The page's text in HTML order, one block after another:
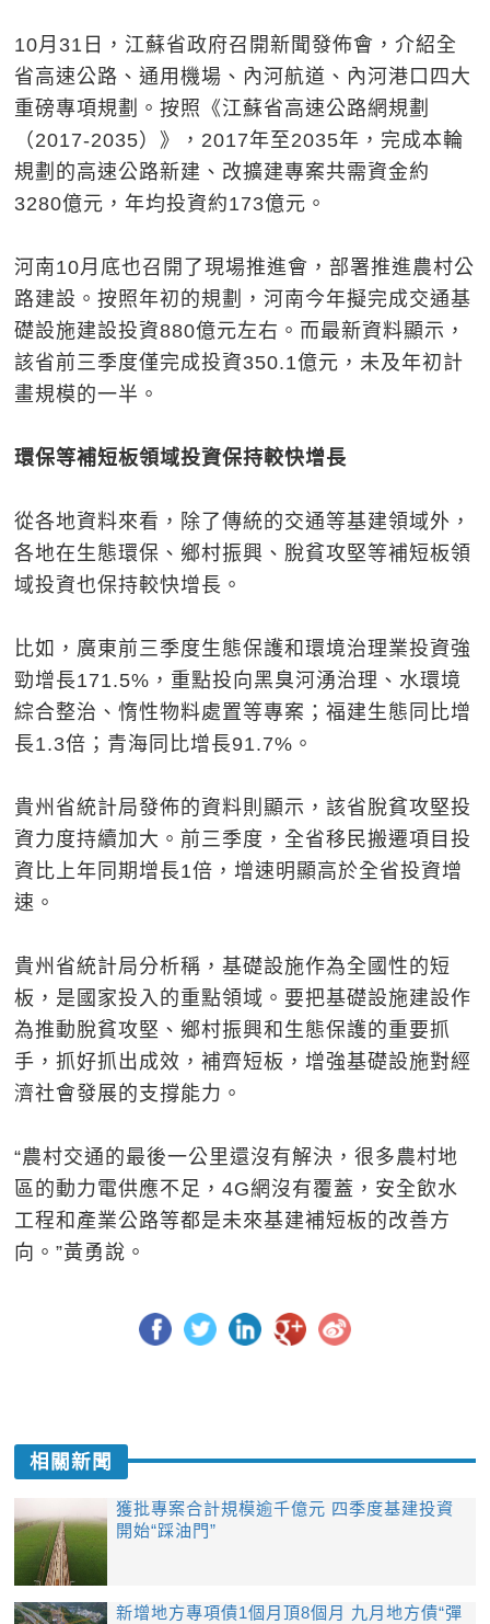
10月31日，江蘇省政府召開新聞發佈會，介紹全
省高速公路、通用機場、內河航道、內河港口四大
重磅專項規劃。按照《江蘇省高速公路網規劃
（2017-2035）》，2017年至2035年，完成本輪
規劃的高速公路新建、改擴建專案共需資金約
3280億元，年均投資約173億元。
河南10月底也召開了現場推進會，部署推進農村公
路建設。按照年初的規劃，河南今年擬完成交通基
礎設施建設投資880億元左右。而最新資料顯示，
該省前三季度僅完成投資350.1億元，未及年初計
畫規模的一半。
環保等補短板領域投資保持較快增長
從各地資料來看，除了傳統的交通等基建領域外，
各地在生態環保、鄉村振興、脫貧攻堅等補短板領
域投資也保持較快增長。
比如，廣東前三季度生態保護和環境治理業投資強
勁增長171.5%，重點投向黑臭河湧治理、水環境
綜合整治、惰性物料處置等專案；福建生態同比增
長1.3倍；青海同比增長91.7%。
貴州省統計局發佈的資料則顯示，該省脫貧攻堅投
資力度持續加大。前三季度，全省移民搬遷項目投
資比上年同期增長1倍，增速明顯高於全省投資增
速。
貴州省統計局分析稱，基礎設施作為全國性的短
板，是國家投入的重點領域。要把基礎設施建設作
為推動脫貧攻堅、鄉村振興和生態保護的重要抓
手，抓好抓出成效，補齊短板，增強基礎設施對經
濟社會發展的支撐能力。
“農村交通的最後一公里還沒有解決，很多農村地
區的動力電供應不足，4G網沒有覆蓋，安全飲水
工程和產業公路等都是未來基建補短板的改善方
向。”黃勇說。
相關新聞
獲批專案合計規模逾千億元 四季度基建投資
開始“踩油門”
新增地方專項債1個月頂8個月 九月地方債“彈